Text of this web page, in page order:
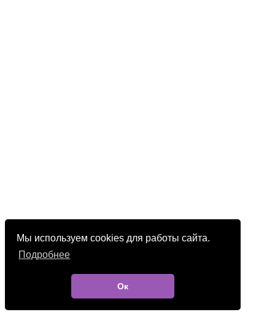
Мы используем cookies для работы сайта.
Подробнее
Ок